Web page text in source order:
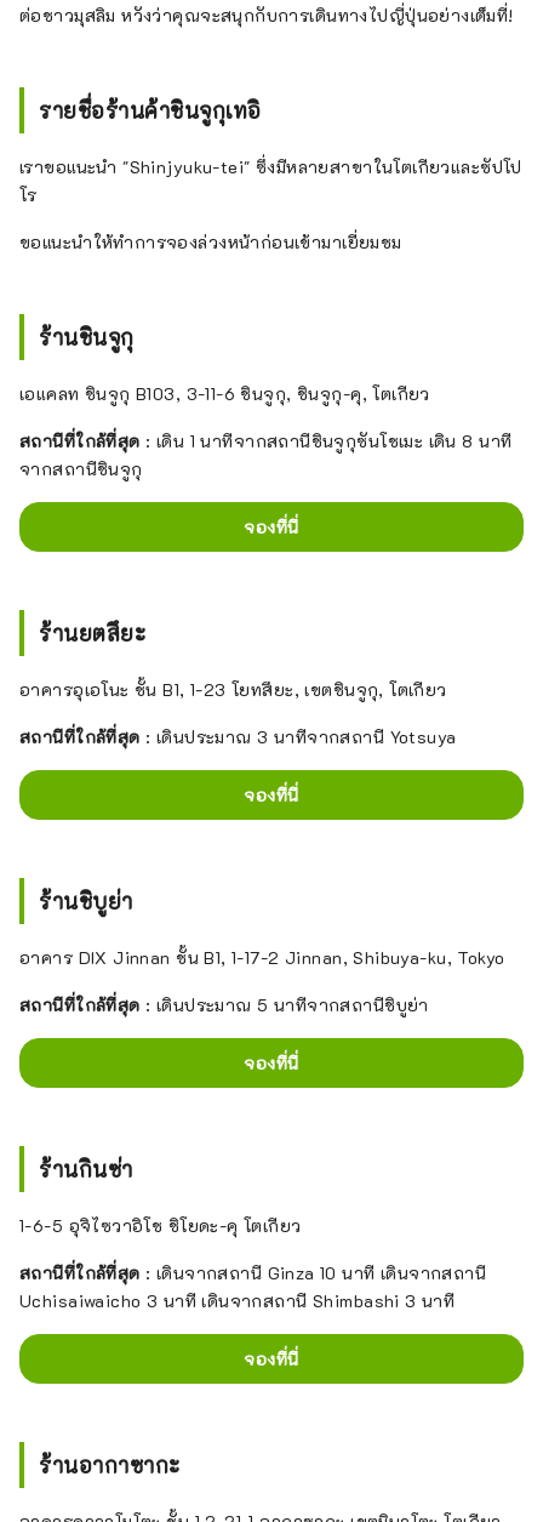
ต่อชาวมุสลิม หวังว่าคุณจะสนุกกับการเดินทางไปญี่ปุ่นอย่างเต็มที่!
รายชื่อร้านค้าชินจูกุเทอิ
เราขอแนะนำ "Shinjyuku-tei" ซึ่งมีหลายสาขาในโตเกียวและซัปโป
โร
ขอแนะนำให้ทำการจองล่วงหน้าก่อนเข้ามาเยี่ยมชม
ร้านชินจูกุ
เอแคลท ชินจูกุ B103, 3-11-6 ชินจูกุ, ชินจูกุ-คุ, โตเกียว
สถานีที่ใกล้ที่สุด : เดิน 1 นาทีจากสถานีชินจูกุซันโชเมะ เดิน 8 นาที
จากสถานีชินจูกุ
จองที่นี่
ร้านยตสึยะ
อาคารอุเอโนะ ชั้น B1, 1-23 โยทสึยะ, เขตชินจูกุ, โตเกียว
สถานีที่ใกล้ที่สุด : เดินประมาณ 3 นาทีจากสถานี Yotsuya
จองที่นี่
ร้านชิบูย่า
อาคาร DIX Jinnan ชั้น B1, 1-17-2 Jinnan, Shibuya-ku, Tokyo
สถานีที่ใกล้ที่สุด : เดินประมาณ 5 นาทีจากสถานีชิบูย่า
จองที่นี่
ร้านกินซ่า
1-6-5 อุจิไซวาอิโช ชิโยดะ-คุ โตเกียว
สถานีที่ใกล้ที่สุด : เดินจากสถานี Ginza 10 นาที เดินจากสถานี
Uchisaiwaicho 3 นาที เดินจากสถานี Shimbashi 3 นาที
จองที่นี่
ร้านอากาซากะ